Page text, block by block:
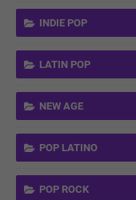
INDIE POP
LATIN POP
NEW AGE
POP LATINO
POP ROCK